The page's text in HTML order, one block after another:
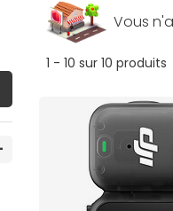
Vous
1 - 10 sur 10 produits